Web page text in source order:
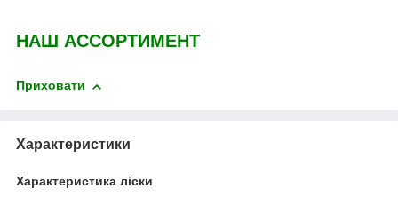
НАШ АССОРТИМЕНТ
Приховати
Характеристики
Характеристика ліски